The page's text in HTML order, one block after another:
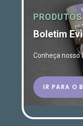
PRODUTOS
Boletim
Conheça nosso
IR PARA O